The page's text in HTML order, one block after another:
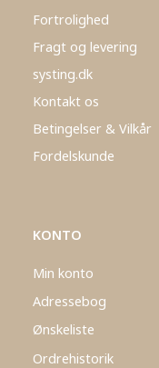
Fortrolighed
Fragt og levering
systing.dk
Kontakt os
Betingelser & Vilkår
Fordelskunde
KONTO
Min konto
Adressebog
Ønskeliste
Ordrehistorik